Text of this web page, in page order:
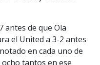
antes de que Ola
el United a 3-2 antes
en cada uno de
tantos en ese